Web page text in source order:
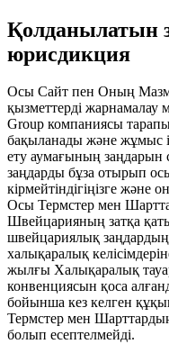
Қолданылатын
юрисдикция
Осы Сайт пен Оның
қызметтерді жарнамалау
Group компаниясы
бақыланады және жұмыс
ету аумағының заңдарын
заңдарды бұза отырып
кірмейтіндігіңізге және
Осы Термстер мен
Швейцарияның затқа
швейцариялық
халықаралық
жылғы Халықаралық
конвенциясын қоса
бойынша кез келген
Термстер мен
болып есептелмейді.